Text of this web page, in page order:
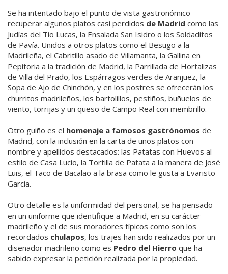
Se ha intentado bajo el punto de vista gastronómico
recuperar algunos platos casi perdidos de Madrid como las
Judías del Tío Lucas, la Ensalada San Isidro o los Soldaditos
de Pavía. Unidos a otros platos como el Besugo a la
Madrileña, el Cabritillo asado de Villamanta, la Gallina en
Pepitoria a la tradición de Madrid, la Parrillada de Hortalizas
de Villa del Prado, los Espárragos verdes de Aranjuez, la
Sopa de Ajo de Chinchón, y en los postres se ofrecerán los
churritos madrileños, los bartolillos, pestiños, buñuelos de
viento, torrijas y un queso de Campo Real con membrillo.
Otro guiño es el homenaje a famosos gastrónomos de
Madrid, con la inclusión en la carta de unos platos con
nombre y apellidos destacados: las Patatas con Huevos al
estilo de Casa Lucio, la Tortilla de Patata a la manera de José
Luis, el Taco de Bacalao a la brasa como le gusta a Evaristo
García.
Otro detalle es la uniformidad del personal, se ha pensado
en un uniforme que identifique a Madrid, en su carácter
madrileño y el de sus moradores típicos como son los
recordados chulapos, los trajes han sido realizados por un
diseñador madrileño como es Pedro del Hierro que ha
sabido expresar la petición realizada por la propiedad.